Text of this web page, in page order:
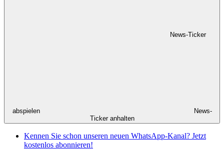
News-Ticker
abspielen
News-
Ticker anhalten
Kennen Sie schon unseren neuen WhatsApp-Kanal? Jetzt
kostenlos abonnieren!